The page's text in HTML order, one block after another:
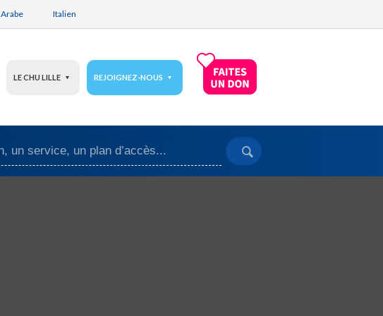
Arabe Italien
LE CHU LILLE REJOIGNEZ-NOUS